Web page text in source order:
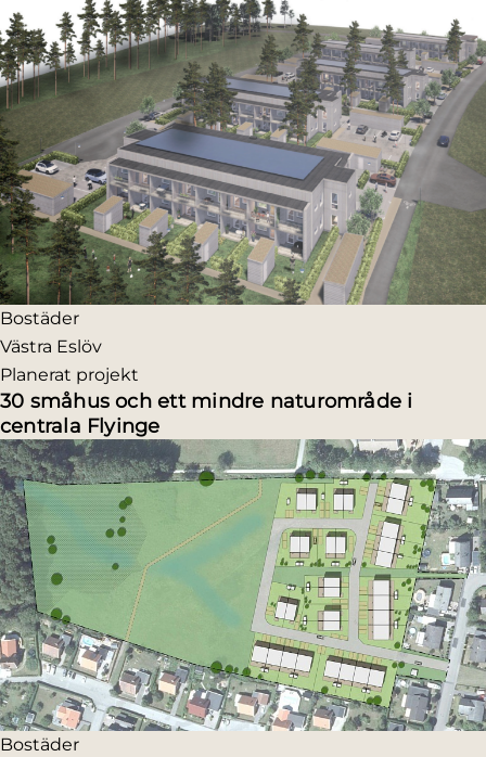
Bostäder
Västra Eslöv
Planerat projekt
30 småhus och ett mindre naturområde i
centrala Flyinge
Bostäder